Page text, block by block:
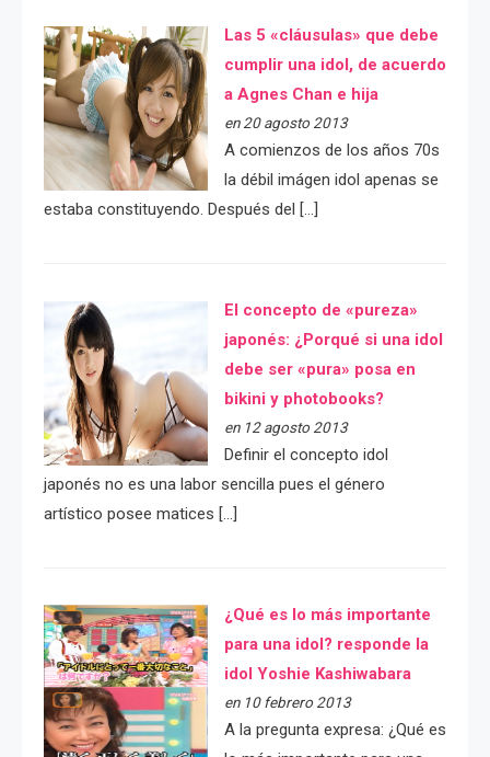
Las 5 «cláusulas» que debe
cumplir una idol, de acuerdo
a Agnes Chan e hija
en 20 agosto 2013
A comienzos de los años 70s
la débil imágen idol apenas se
estaba constituyendo. Después del […]
El concepto de «pureza»
japonés: ¿Porqué si una idol
debe ser «pura» posa en
bikini y photobooks?
en 12 agosto 2013
Definir el concepto idol
japonés no es una labor sencilla pues el género
artístico posee matices […]
¿Qué es lo más importante
para una idol? responde la
idol Yoshie Kashiwabara
en 10 febrero 2013
A la pregunta expresa: ¿Qué es